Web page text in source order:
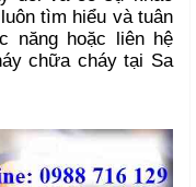
tìm hiểu và tuân
năng hoặc liên hệ
chữa cháy tại Sa